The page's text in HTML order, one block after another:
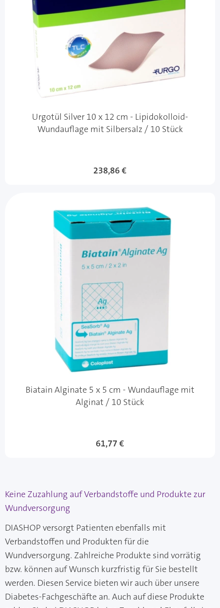
Urgotül Silver 10 x 12 cm - Lipidokolloid-
Wundauflage mit Silbersalz / 10 Stück
238,86 €
Biatain Alginate 5 x 5 cm - Wundauflage mit
Alginat / 10 Stück
61,77 €
Keine Zuzahlung auf Verbandstoffe und Produkte zur
Wundversorgung
DIASHOP versorgt Patienten ebenfalls mit
Verbandstoffen und Produkten für die
Wundversorgung. Zahlreiche Produkte sind vorrätig
bzw. können auf Wunsch kurzfristig für Sie bestellt
werden. Diesen Service bieten wir auch über unsere
Diabetes-Fachgeschäfte an. Auch auf diese Produkte